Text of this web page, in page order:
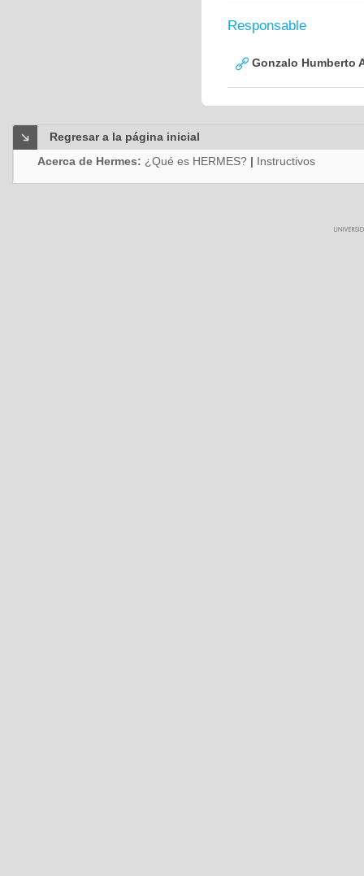
Responsable
Gonzalo Humberto
Regresar a la página inicial
Acerca de Hermes: ¿Qué es HERMES? | Instructivos